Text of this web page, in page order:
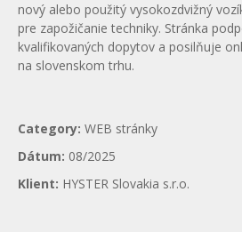
nový alebo použitý vysokozdvižný
pre zapožičanie techniky. Stránka
kvalifikovaných dopytov a posilňuje
na slovenskom trhu.
Category: WEB stránky
Dátum: 08/2025
Klient: HYSTER Slovakia s.r.o.